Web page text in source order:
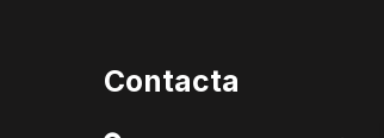
Contacta